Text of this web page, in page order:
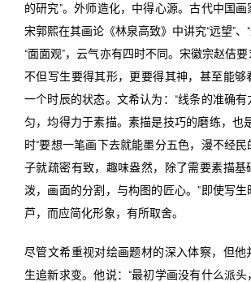
的研究”。外师造化，中得心源。古代中国
宋郭熙在其画论《林泉高致》中讲究“远望”、“
“面面观”，云气亦有四时不同。宋徽宗赵佶
不但写生要得其形，更要得其神，甚至能够
一个时辰的状态。文希认为：“线条的准确
匀，均得力于素描。素描是技巧的磨练，也
时“要想一笔画下去就能墨分五色，漫不经
子就疏密有致，趣味盎然，除了需要素描基
泼，画面的分割，与构图的匠心。”即使写
芦，而应简化形象，有所取舍。
尽管文希重视对绘画题材的深入体察，但他
生追新求变。他说：“最初学画没有什么派头